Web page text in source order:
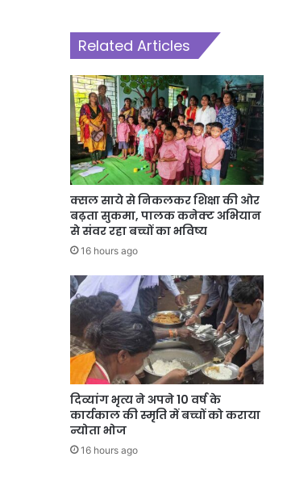
Related Articles
क्सल साये से निकलकर शिक्षा की ओर
बढ़ता सुकमा, पालक कनेक्ट अभियान
से संवर रहा बच्चों का भविष्य
16 hours ago
दिव्यांग भृत्य ने अपने 10 वर्ष के
कार्यकाल की स्मृति में बच्चों को कराया
न्योता भोज
16 hours ago